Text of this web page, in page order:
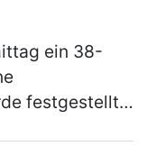
ein 38-
festgestellt,